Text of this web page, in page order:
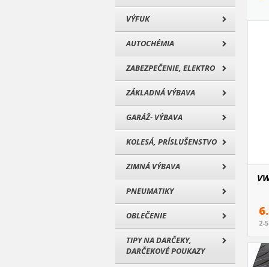
VÝFUK
AUTOCHÉMIA
ZABEZPEČENIE, ELEKTRO
ZÁKLADNÁ VÝBAVA
GARÁŽ- VÝBAVA
KOLESÁ, PRÍSLUŠENSTVO
ZIMNÁ VÝBAVA
PNEUMATIKY
OBLEČENIE
TIPY NA DARČEKY,
DARČEKOVÉ POUKAZY
2-